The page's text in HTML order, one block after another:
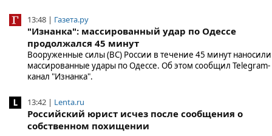
13:48 | Газета.ру
"Изнанка": массированный удар по Одессе
продолжался 45 минут
Вооруженные силы (ВС) России в течение 45 минут наносили
массированные удары по Одессе. Об этом сообщил Telegram-
канал "Изнанка".
13:42 | Lenta.ru
Российский юрист исчез после сообщения о
собственном похищении